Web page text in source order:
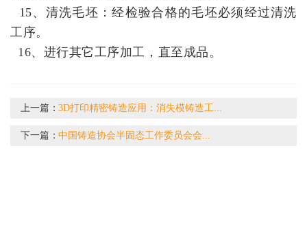
15、清洗毛坯：经检验合格的毛坯必须经过清洗
工序。
16、进行其它工序加工，直至成品。
上一篇：3D打印精密铸造应用：消失模铸造工...
下一篇：中国铸造协会半固态工作委员会会...